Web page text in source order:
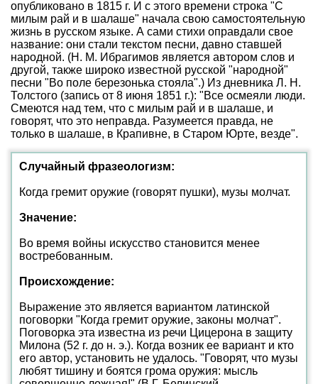
опубликовано в 1815 г. И с этого времени строка "С
милым рай и в шалаше" начала свою самостоятельную
жизнь в русском языке. А сами стихи оправдали свое
название: они стали текстом песни, давно ставшей
народной. (Н. М. Ибрагимов является автором слов и
другой, также широко известной русской "народной"
песни "Во поле березонька стояла".) Из дневника Л. Н.
Толстого (запись от 8 июня 1851 г.): "Все осмеяли люди.
Смеются над тем, что с милым рай и в шалаше, и
говорят, что это неправда. Разумеется правда, не
только в шалаше, в Крапивне, в Старом Юрте, везде".
Случайный фразеологизм:
Когда гремит оружие (говорят пушки), музы молчат.
Значение:
Во время войны искусство становится менее
востребованным.
Происхождение:
Выражение это является вариантом латинской
поговорки "Когда гремит оружие, законы молчат".
Поговорка эта известна из речи Цицерона в защиту
Милона (52 г. до н. э.). Когда возник ее вариант и кто
его автор, установить не удалось. "Говорят, что музы
любят тишину и боятся грома оружия: мысль